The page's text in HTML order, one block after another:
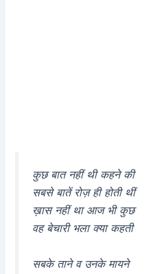
कुछ बात नहीं थी कहने की
सबसे बातें रोज़ ही होती थीं
ख़ास नहीं था आज भी कुछ
वह बेचारी भला क्या कहती
सबके ताने व उनके मायने